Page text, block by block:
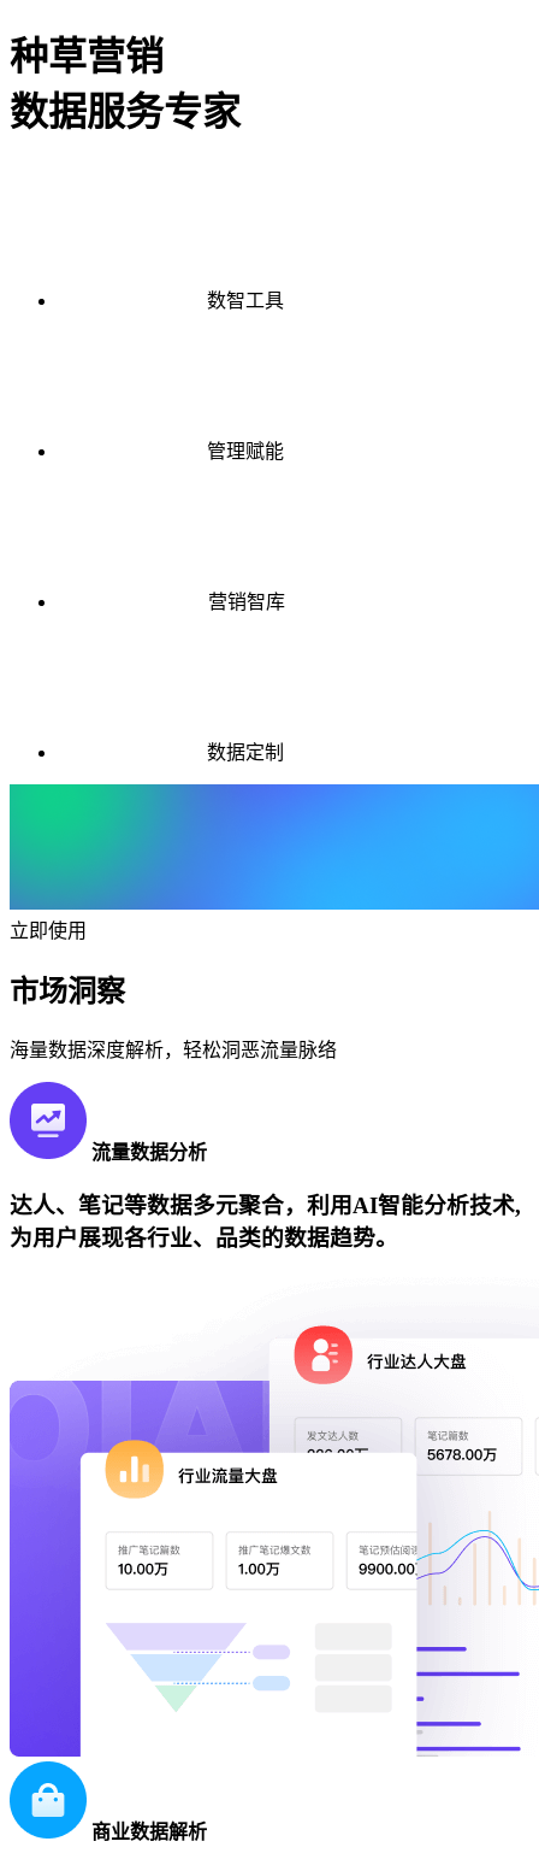
种草营销
数据服务专家
数智工具
管理赋能
营销智库
数据定制
立即使用
市场洞察
海量数据深度解析，轻松洞恶流量脉络
流量数据分析
达人、笔记等数据多元聚合，利用AI智能分析技术,
为用户展现各行业、品类的数据趋势。
商业数据解析